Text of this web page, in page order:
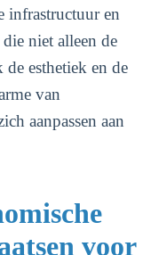
infrastructuur en
niet alleen de
esthetiek en de
van
aanpassen aan
voor